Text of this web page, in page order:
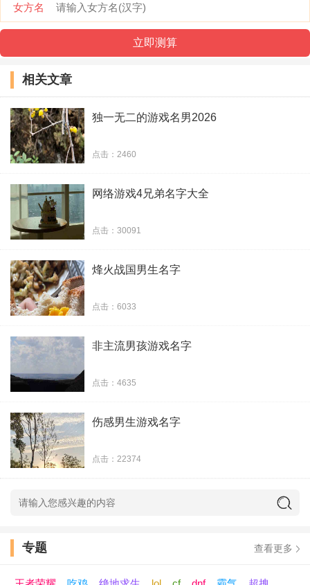
27、心殇
28、martian王者
30、帅到没人性
31、花漓
32、赴场情深似海
33、孩子气的你
34、辽美式杀戮
35、低调的奢华
36、心里全是你
37、官方警告
39、做自己的主宰
40、用实力扑倒你
41、夜笛清怅
42、迟月
43、跟自己说声对不起
女方名
相关文章
独一无二的游戏名男2026
点击：2460
网络游戏4兄弟名字大全
点击：30091
烽火战国男生名字
点击：6033
非主流男孩游戏名字
点击：4635
伤感男生游戏名字
点击：22374
专题 查看更多